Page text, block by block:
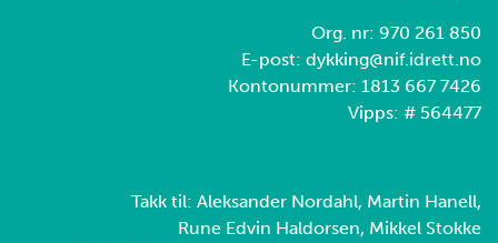
Org. nr: 970 261 850
E-post: dykking@nif.idrett.no
Kontonummer: 1813 667 7426
Vipps: # 564477
Takk til: Aleksander Nordahl, Martin Hanell,
Rune Edvin Haldorsen, Mikkel Stokke